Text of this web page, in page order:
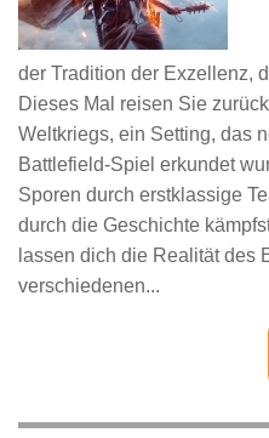
der Tradition der Exzellenz,
Dieses Mal reisen Sie
Weltkriegs, ein Setting, das
Battlefield-Spiel erkundet
Sporen durch erstklassige
durch die Geschichte
lassen dich die Realität des
verschiedenen...